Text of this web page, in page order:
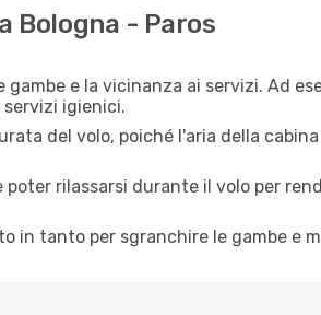
Bologna - Paros
gambe e la vicinanza ai servizi. Ad
servizi igienici.
del volo, poiché l'aria della
poter rilassarsi durante il volo per
in tanto per sgranchire le gambe e